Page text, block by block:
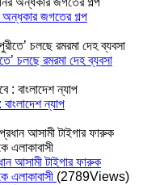
অন্ধকার জগতের গল্প
চলছে রমরমা দেহ ব্যবসা
ন্যাপ
আসামী টাইগার ফারুক
এলাকাবাসী (2789Views)